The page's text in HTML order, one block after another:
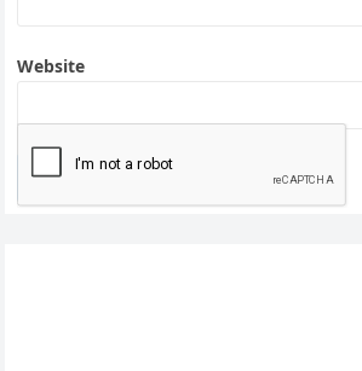
Website